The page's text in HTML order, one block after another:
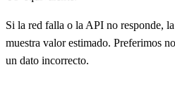
Si la red falla o la API no responde,
muestra valor estimado. Preferimos
un dato incorrecto.